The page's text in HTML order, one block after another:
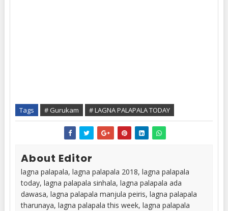
Tags # Gurukam # LAGNA PALAPALA TODAY
About Editor
lagna palapala, lagna palapala 2018, lagna palapala
today, lagna palapala sinhala, lagna palapala ada
dawasa, lagna palapala manjula peiris, lagna palapala
tharunaya, lagna palapala this week, lagna palapala